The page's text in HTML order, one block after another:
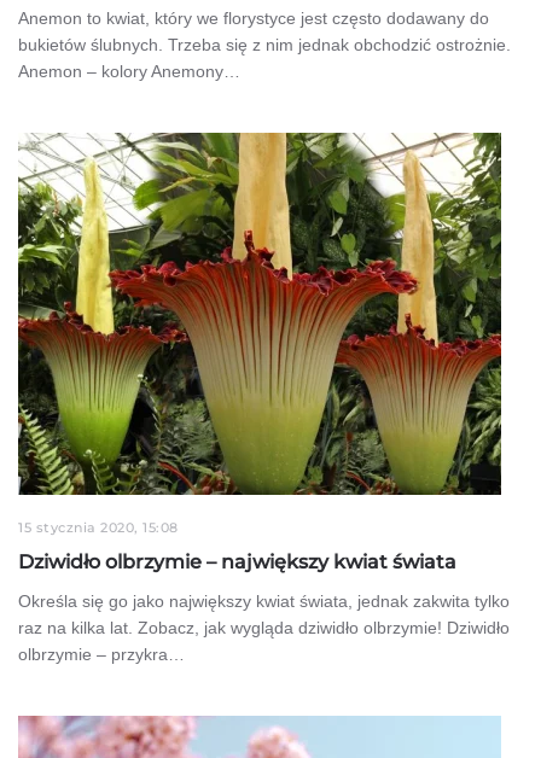
Anemon to kwiat, który we florystyce jest często dodawany do
bukietów ślubnych. Trzeba się z nim jednak obchodzić ostrożnie.
Anemon – kolory Anemony…
15 stycznia 2020, 15:08
Dziwidło olbrzymie – największy kwiat świata
Określa się go jako największy kwiat świata, jednak zakwita tylko
raz na kilka lat. Zobacz, jak wygląda dziwidło olbrzymie! Dziwidło
olbrzymie – przykra…